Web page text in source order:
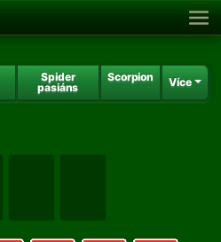
Spider
pasiáns
Scorpion Více